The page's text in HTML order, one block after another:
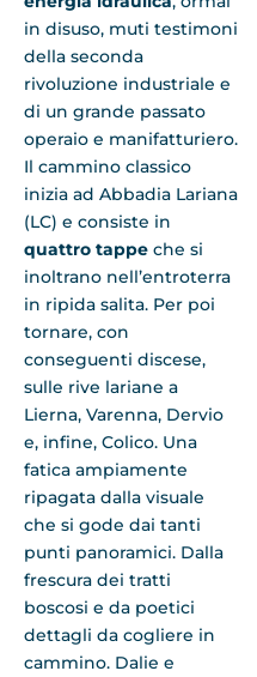
in disuso, muti testimoni
della seconda
rivoluzione industriale e
di un grande passato
operaio e manifatturiero.
Il cammino classico
inizia ad Abbadia Lariana
(LC) e consiste in
quattro tappe che si
inoltrano nell’entroterra
in ripida salita. Per poi
tornare, con
conseguenti discese,
sulle rive lariane a
Lierna, Varenna, Dervio
e, infine, Colico. Una
fatica ampiamente
ripagata dalla visuale
che si gode dai tanti
punti panoramici. Dalla
frescura dei tratti
boscosi e da poetici
dettagli da cogliere in
cammino. Dalie e